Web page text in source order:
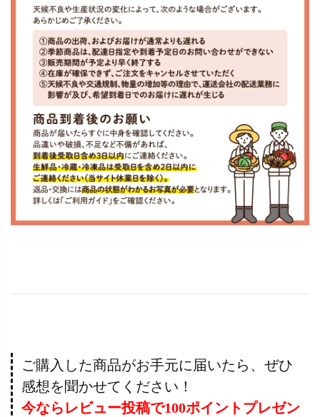
ご購入した商品がお手元に届いたら、ぜひ
感想を聞かせてください！
今ならレビュー投稿で100ポイントプレゼン